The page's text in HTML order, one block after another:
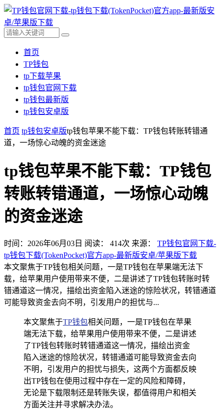
首页
TP钱包
tp下载苹果
tp钱包官网下载
tp钱包最新版
tp钱包安卓版
首页 tp钱包安卓版tp钱包苹果不能下载：TP钱包转账转错通
道，一场惊心动魄的资金迷途
tp钱包苹果不能下载：TP钱包
转账转错通道，一场惊心动魄
的资金迷途
时间：2026年06月03日 阅读： 414次 来源： TP钱包官网下载-
tp钱包下载(TokenPocket)官方app-最新版安卓/苹果版下载
本文聚焦于TP钱包相关问题，一是TP钱包在苹果端无法下
载，给苹果用户使用带来不便，二是讲述了TP钱包转账时转
错通道这一情况，描绘出资金陷入迷途的惊险状况，转错通道
可能导致资金去向不明，引发用户的担忧与...
本文聚焦于TP钱包相关问题，一是TP钱包在苹果
端无法下载，给苹果用户使用带来不便，二是讲述
了TP钱包转账时转错通道这一情况，描绘出资金
陷入迷途的惊险状况，转错通道可能导致资金去向
不明，引发用户的担忧与损失，这两个方面都反映
出TP钱包在使用过程中存在一定的风险和障碍，
无论是下载限制还是转账失误，都值得用户和相关
方面关注并寻求解决办法。